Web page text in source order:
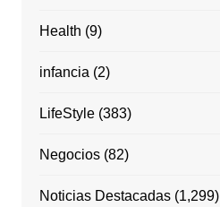
Health (9)
infancia (2)
LifeStyle(383)
Negocios(82)
Noticias Destacadas(1,299)